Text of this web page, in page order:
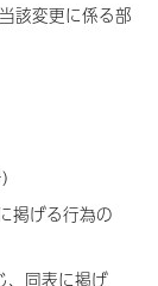
該変更に係る部
掲げる行為の
、同表に掲げ